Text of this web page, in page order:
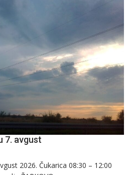
7. avgust
2026. Čukarica 08:30 – 12:00